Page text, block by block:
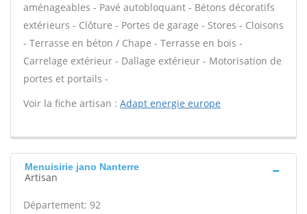
aménageables - Pavé autobloquant - Bétons décoratifs
extérieurs - Clôture - Portes de garage - Stores - Cloisons
- Terrasse en béton / Chape - Terrasse en bois -
Carrelage extérieur - Dallage extérieur - Motorisation de
portes et portails -
Voir la fiche artisan : Adapt energie europe
Menuisirie jano Nanterre
Artisan
Département: 92